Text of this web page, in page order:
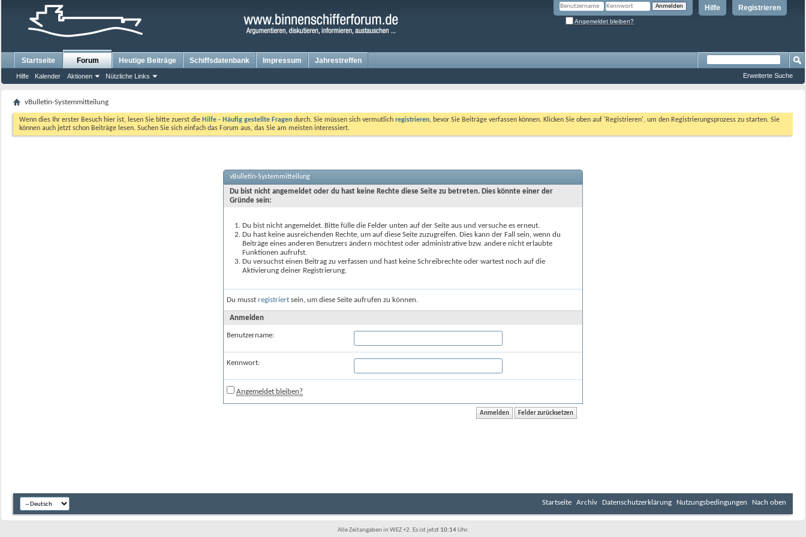
Registrieren
Hilfe
Angemeldet bleiben?
Startseite Forum
Hilfe Kalender Aktionen Nützliche Links
Heutige Beiträge Schiffsdatenbank Impressum Jahrestreffen
Erweiterte Suche
vBulletin-Systemmitteilung
Wenn dies Ihr erster Besuch hier ist, lesen Sie bitte zuerst die Hilfe - Häufig gestellte Fragen durch. Sie müssen sich vermutlich registrieren, bevor Sie Beiträge verfassen können. Klicken Sie oben auf 'Registrieren', um den Registrierungsprozess zu starten. Sie
können auch jetzt schon Beiträge lesen. Suchen Sie sich einfach das Forum aus, das Sie am meisten interessiert.
vBulletin-Systemmitteilung
Du bist nicht angemeldet oder du hast keine Rechte diese Seite zu betreten. Dies könnte einer der
Gründe sein:
Du bist nicht angemeldet. Bitte fülle die Felder unten auf der Seite aus und versuche es erneut.
Du hast keine ausreichenden Rechte, um auf diese Seite zuzugreifen. Dies kann der Fall sein, wenn du
Beiträge eines anderen Benutzers ändern möchtest oder administrative bzw. andere nicht erlaubte
Funktionen aufrufst.
Du versuchst einen Beitrag zu verfassen und hast keine Schreibrechte oder wartest noch auf die
Aktivierung deiner Registrierung.
Du musst registriert sein, um diese Seite aufrufen zu können.
Anmelden
Benutzername:
Kennwort:
Angemeldet bleiben?
Startseite Archiv Datenschutzerklärung Nutzungsbedingungen Nach oben
Alle Zeitangaben in WEZ +2. Es ist jetzt 10:14Uhr.